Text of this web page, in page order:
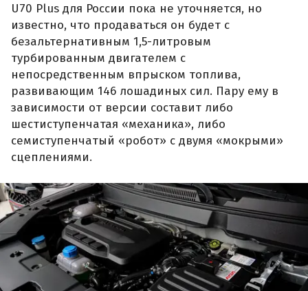
U70 Plus для России пока не уточняется, но
известно, что продаваться он будет с
безальтернативным 1,5-литровым
турбированным двигателем с
непосредственным впрыском топлива,
развивающим 146 лошадиных сил. Пару ему в
зависимости от версии составит либо
шестиступенчатая «механика», либо
семиступенчатый «робот» с двумя «мокрыми»
сцеплениями.